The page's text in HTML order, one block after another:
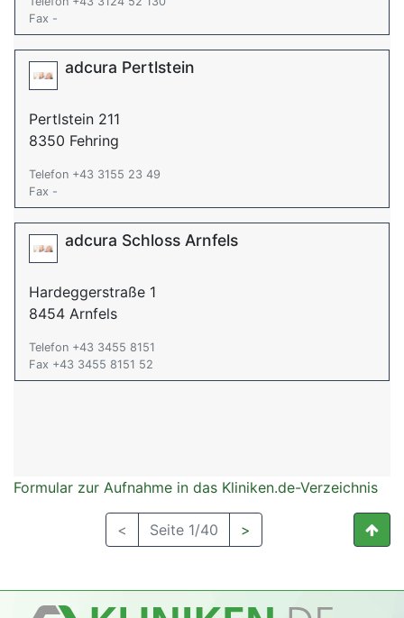
Fax -
adcura Pertlstein
Pertlstein 211
8350 Fehring
Telefon +43 3155 23 49
Fax -
adcura Schloss Arnfels
Hardeggerstraße 1
8454 Arnfels
Telefon +43 3455 8151
Fax +43 3455 8151 52
Formular zur Aufnahme in das Kliniken.de-Verzeichnis
< Seite 1/40 >